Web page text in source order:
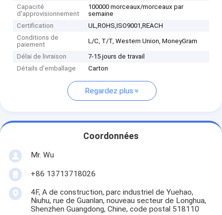
Capacité
d'approvisionnement
100000 morceaux/morceaux par
semaine
Certification
UL,ROHS,ISO9001,REACH
Conditions de
paiement
L/C, T/T, Western Union, MoneyGram
Délai de livraison
7-15 jours de travail
Détails d'emballage
Carton
Regardez plus
Coordonnées
Mr. Wu
+86 13713718026
4F, A de construction, parc industriel de Yuehao,
Niuhu, rue de Guanlan, nouveau secteur de Longhua,
Shenzhen Guangdong, Chine, code postal 518110